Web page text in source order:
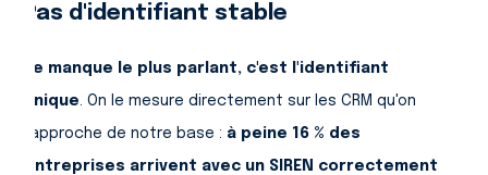
Pas d'identifiant stable
Le manque le plus parlant, c'est l'identifiant
unique . On le mesure directement sur les CRM qu'on
rapproche de notre base : à peine 16 % des
entreprises arrivent avec un SIREN correctement